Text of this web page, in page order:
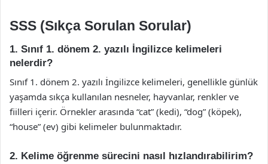
SSS (Sıkça Sorulan Sorular)
1. Sınıf 1. dönem 2. yazılı İngilizce kelimeleri
nelerdir?
Sınıf 1. dönem 2. yazılı İngilizce kelimeleri, genellikle günlük
yaşamda sıkça kullanılan nesneler, hayvanlar, renkler ve
fiilleri içerir. Örnekler arasında “cat” (kedi), “dog” (köpek),
“house” (ev) gibi kelimeler bulunmaktadır.
2. Kelime öğrenme sürecini nasıl hızlandırabilirim?